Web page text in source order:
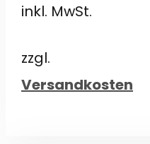
inkl. MwSt.
zzgl.
Versandkosten